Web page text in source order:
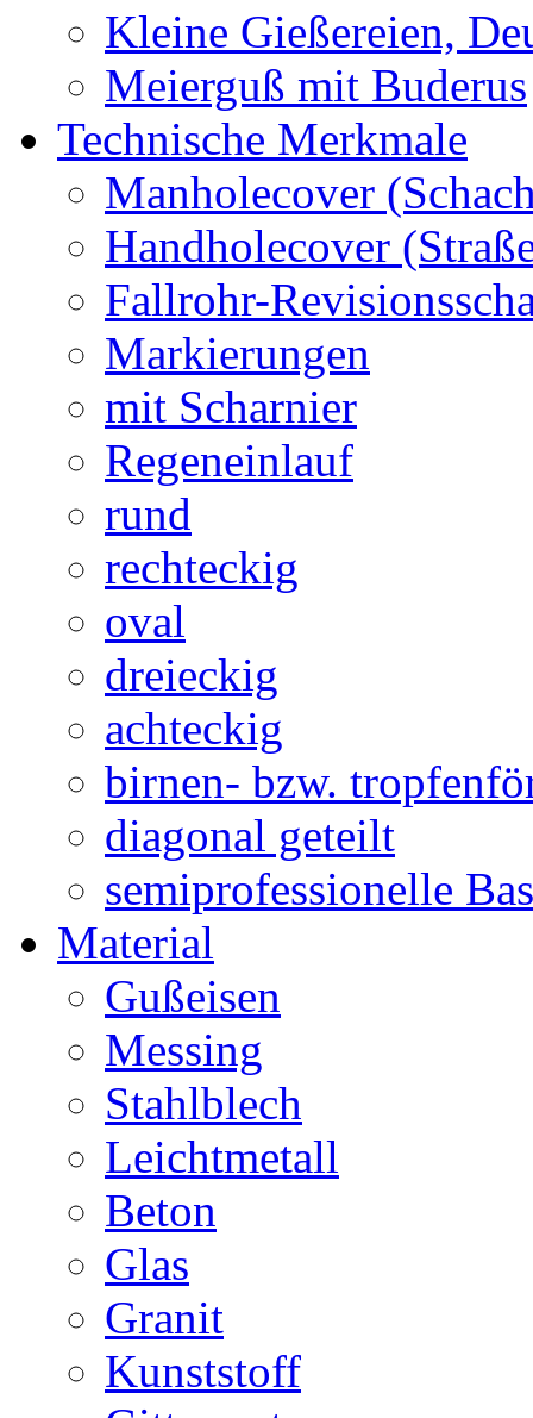
Kleine Gießereien,
Meierguß mit Buderus
Technische Merkmale
Manholecover
Handholecover
Fallrohr-
Markierungen
mit Scharnier
Regeneinlauf
rund
rechteckig
oval
dreieckig
achteckig
birnen- bzw.
diagonal geteilt
semiprofessionelle
Material
Gußeisen
Messing
Stahlblech
Leichtmetall
Beton
Glas
Granit
Kunststoff